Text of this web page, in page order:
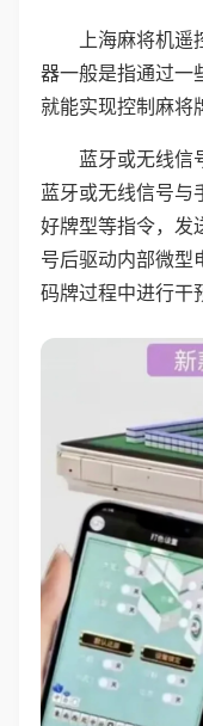
上海麻将机遥
器一般是指通过一
就能实现控制麻将
蓝牙或无线信
蓝牙或无线信号与
好牌型等指令，发
号后驱动内部微型
码牌过程中进行干